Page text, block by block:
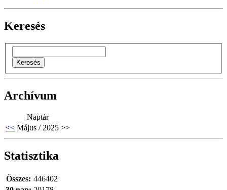
Keresés
Archívum
Naptár
<< Május / 2025 >>
Statisztika
Összes: 446402